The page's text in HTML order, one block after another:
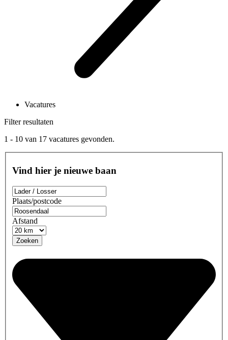
Vacatures
Filter resultaten
1 - 10 van 17 vacatures gevonden.
Vind hier je nieuwe baan
Plaats/postcode
Afstand
Zoeken